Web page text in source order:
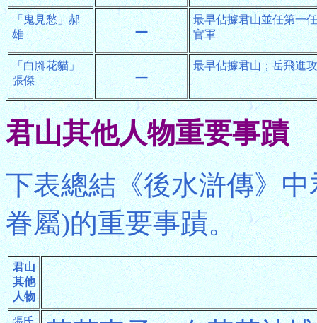
「鬼見愁」郝
雄
－
最早佔據君山並任第一
官軍
「白腳花貓」
張傑
－ 最早佔據君山；岳飛進
君山其他人物重要事蹟
下表總結《後水滸傳》
眷屬)的重要事蹟。
君山
其他
人物